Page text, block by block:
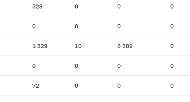
328 0 0 0
0 0 0 0
1 329 10 3 309 0
0 0 0 0
72 0 0 0